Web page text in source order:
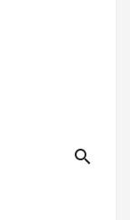
search